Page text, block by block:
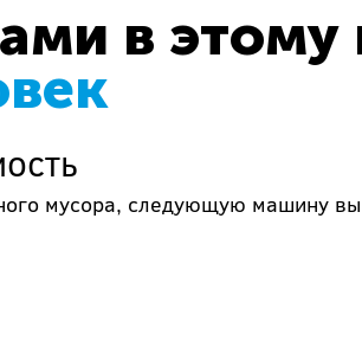
в этому
мусора, следующую машину